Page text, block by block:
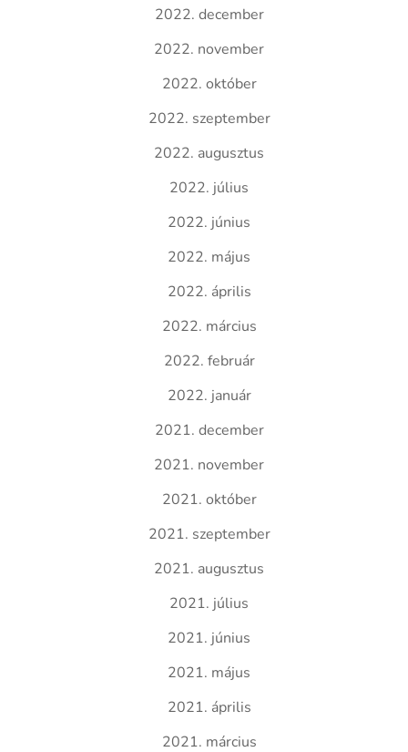
2022. december
2022. november
2022. október
2022. szeptember
2022. augusztus
2022. július
2022. június
2022. május
2022. április
2022. március
2022. február
2022. január
2021. december
2021. november
2021. október
2021. szeptember
2021. augusztus
2021. július
2021. június
2021. május
2021. április
2021. március